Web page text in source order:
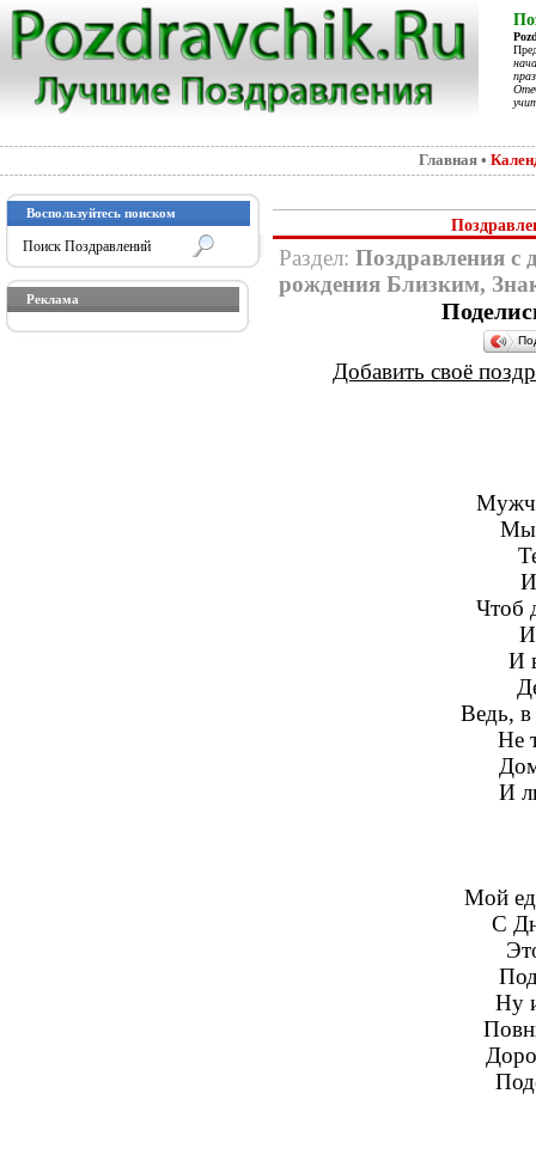
Главная •
Воспользуйтесь поиском
Реклама
Раздел: Поздравления с
рождения Близким,
Добавить своё
Мы
Чтоб
И
И
Ведь, в
Не
И
Мой
С
Ну